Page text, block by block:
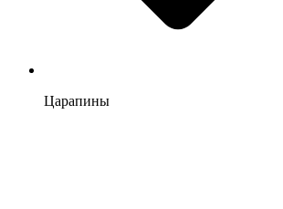
Царапины